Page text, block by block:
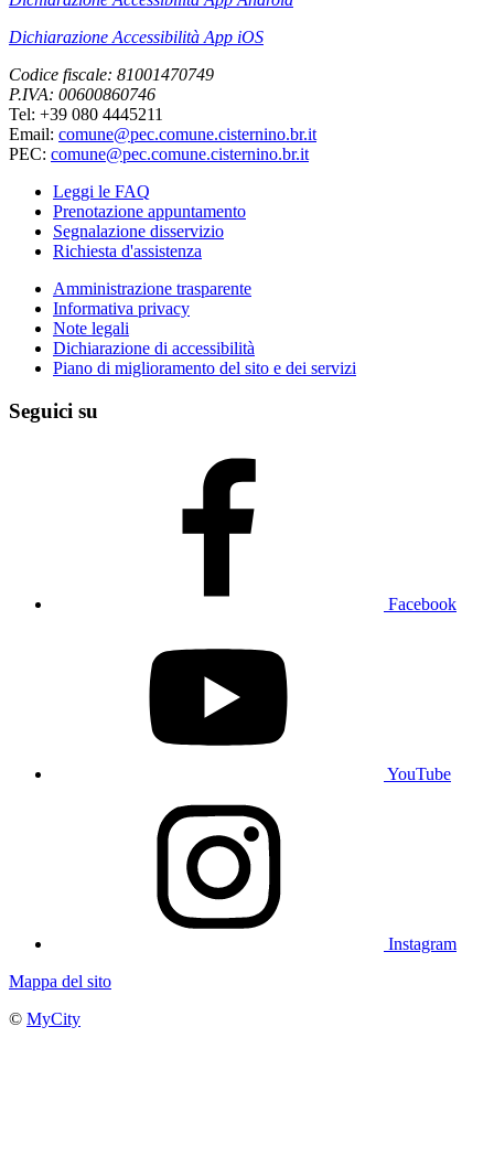
Dichiarazione Accessibilità App iOS
Codice fiscale: 81001470749
P.IVA: 00600860746
Tel: +39 080 4445211
Email: comune@pec.comune.cisternino.br.it
PEC: comune@pec.comune.cisternino.br.it
Leggi le FAQ
Prenotazione appuntamento
Segnalazione disservizio
Richiesta d'assistenza
Amministrazione trasparente
Informativa privacy
Note legali
Dichiarazione di accessibilità
Piano di miglioramento del sito e dei servizi
Seguici su
Facebook
YouTube
Instagram
Mappa del sito
© MyCity